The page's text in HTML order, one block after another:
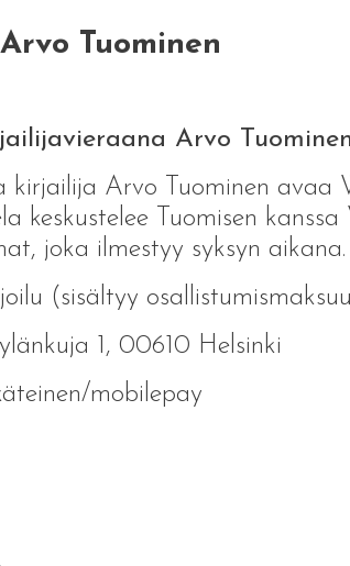
Tuominen
Arvo
Arvo Tuominen avaa
keskustelee Tuomisen
joka ilmestyy syksyn aikana.
(sisältyy
1, 00610 Helsinki
mobilepay